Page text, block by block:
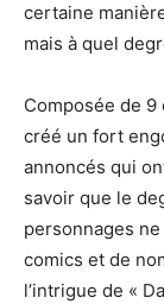
certaine
mais à quel
Composée de 9
créé un fort
annoncés qui
savoir que le
personnages
comics et de
l’intrigue de «